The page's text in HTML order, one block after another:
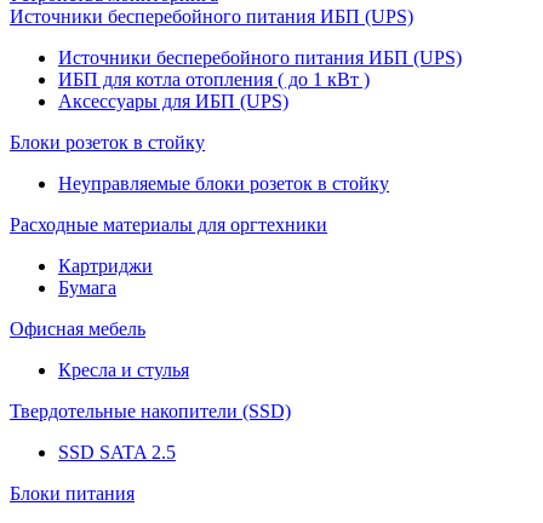
Источники бесперебойного питания ИБП (UPS)
Источники бесперебойного питания ИБП (UPS)
ИБП для котла отопления ( до 1 кВт )
Аксессуары для ИБП (UPS)
Блоки розеток в стойку
Неуправляемые блоки розеток в стойку
Расходные материалы для оргтехники
Картриджи
Бумага
Офисная мебель
Кресла и стулья
Твердотельные накопители (SSD)
SSD SATA 2.5
Блоки питания